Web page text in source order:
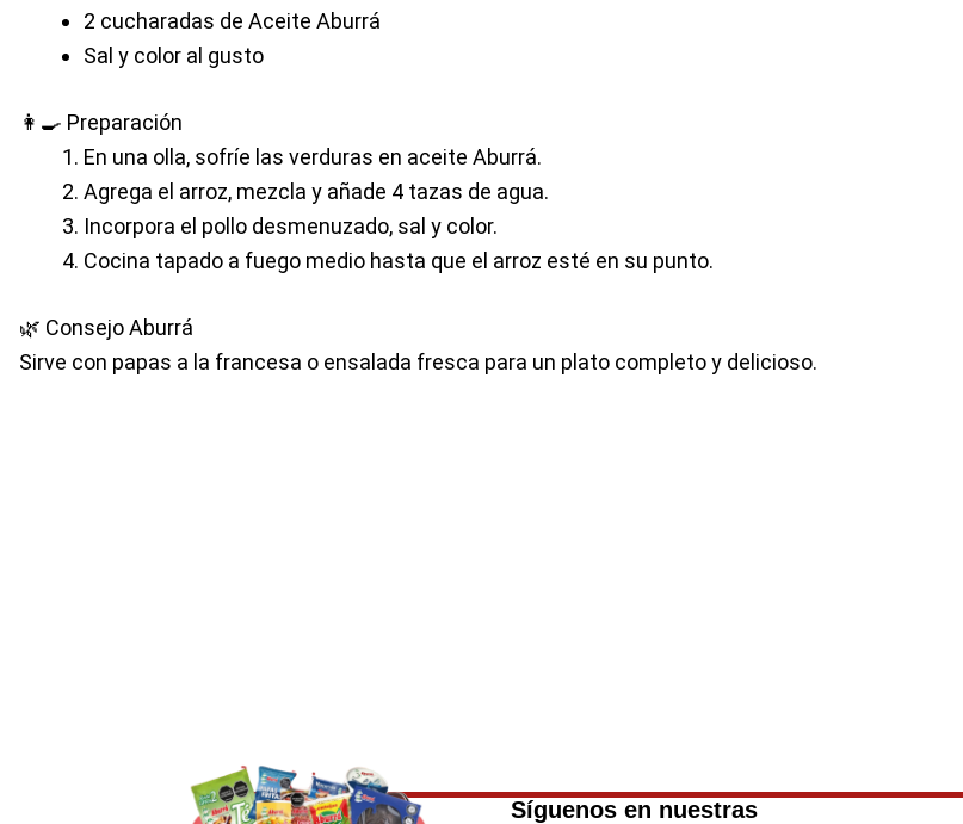
2 cucharadas de Aceite Aburrá
Sal y color al gusto
👩‍🍳 Preparación
En una olla, sofríe las verduras en aceite Aburrá.
Agrega el arroz, mezcla y añade 4 tazas de agua.
Incorpora el pollo desmenuzado, sal y color.
Cocina tapado a fuego medio hasta que el arroz esté en su punto.
🌿 Consejo Aburrá
Sirve con papas a la francesa o ensalada fresca para un plato completo y delicioso.
Síguenos en nuestras